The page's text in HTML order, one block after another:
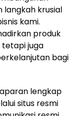
langkah krusial
kami.
produk
juga
bagi
lengkap
situs resmi